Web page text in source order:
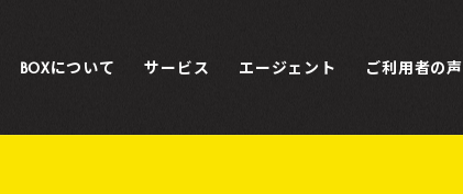
BOXについて サービス エージェント ご利用者の声